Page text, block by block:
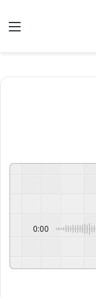
0:00